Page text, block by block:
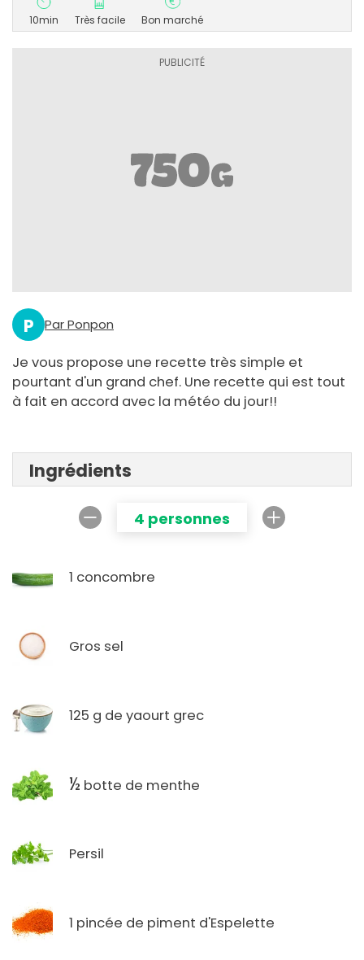
10min Très facile Bon marché
P Par Ponpon
Je vous propose une recette très simple et
pourtant d'un grand chef. Une recette qui est tout
à fait en accord avec la météo du jour!!
Ingrédients
4 personnes
1 concombre
Gros sel
125 g de yaourt grec
½ botte de menthe
Persil
1 pincée de piment d'Espelette